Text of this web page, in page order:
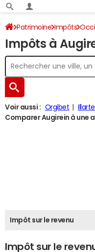
Patrimoine Impôts
Impôt sur le revenu
Impôts à
Voir aussi : Orgibet
Comparer Augirein à une
Impôt sur le revenu
Impôt sur le